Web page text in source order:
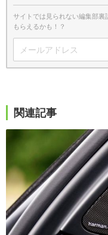
サイトでは見られない編集部
もらえるかも！？
関連記事